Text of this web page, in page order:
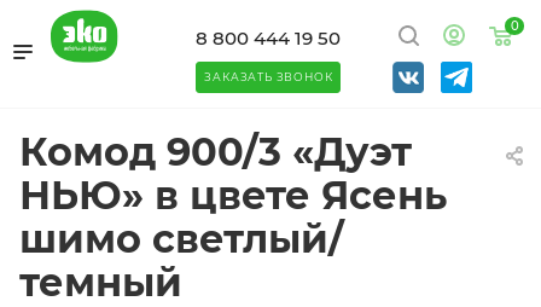
0
8 800 444 19 50
ЗАКАЗАТЬ ЗВОНОК
Комод 900/3 «Дуэт
НЬЮ» в цвете Ясень
шимо светлый/
темный